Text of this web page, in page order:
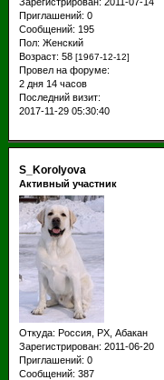
Приглашений: 0
Сообщений: 195
Пол: Женский
Возраст: 58 [1967-12-12]
Провел на форуме:
2 дня 14 часов
Последний визит:
2017-11-29 05:30:40
S_Korolyova
Активный участник
Откуда: Россия, РХ, Абакан
Зарегистрирован: 2011-06-20
Приглашений: 0
Сообщений: 387